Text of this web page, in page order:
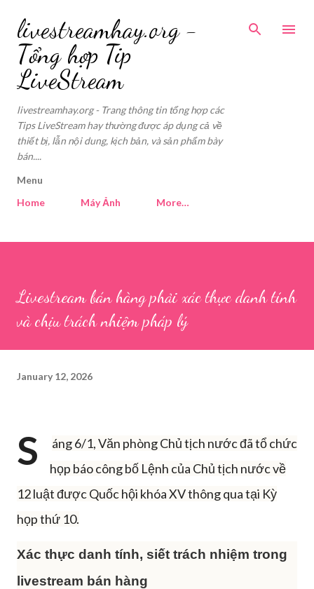
livestreamhay.org -
Tổng hợp Tip
LiveStream
livestreamhay.org - Trang thông tin tổng hợp các
Tips LiveStream hay thường được áp dụng cả về
thiết bị, lẫn nội dung, kịch bản, và sản phẩm bày
bán....
Menu
Home
Máy Ảnh More…
Livestream bán hàng phải xác thực danh tính
và chịu trách nhiệm pháp lý
January 12, 2026
S
áng 6/1, Văn phòng Chủ tịch nước đã tổ chức
họp báo công bố Lệnh của Chủ tịch nước về
12 luật được Quốc hội khóa XV thông qua tại Kỳ
họp thứ 10.
Xác thực danh tính, siết trách nhiệm trong
livestream bán hàng